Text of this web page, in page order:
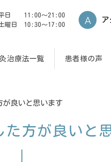
日 11:00～21:00
曜日 10:30〜17:00
ア
治療法一覧 患者様の声
が良いと思います
た方が良いと